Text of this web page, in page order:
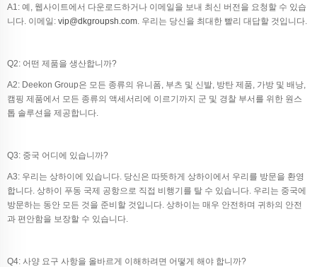
A1: 예, 웹사이트에서 다운로드하거나 이메일을 보내 최신 버전을 요청할 수 있습
니다. 이메일: vip@dkgroupsh.com . 우리는 당신을 최대한 빨리 대답할 것입니다.
Q2: 어떤 제품을 생산합니까?
A2: Deekon Group은 모든 종류의 유니폼, 부츠 및 신발, 방탄 제품, 가방 및 배낭,
캠핑 제품에서 모든 종류의 액세서리에 이르기까지 군 및 경찰 부서를 위한 원스
톱 솔루션을 제공합니다.
Q3: 중국 어디에 있습니까?
A3: 우리는 상하이에 있습니다. 당신은 따뜻하게 상하이에서 우리를 방문을 환영
합니다. 상하이 푸동 국제 공항으로 직접 비행기를 탈 수 있습니다. 우리는 중국에
방문하는 동안 모든 것을 준비할 것입니다. 상하이는 매우 안전하며 귀하의 안전
과 편안함을 보장할 수 있습니다.
Q4: 사양 요구 사항을 올바르게 이해하려면 어떻게 해야 합니까?